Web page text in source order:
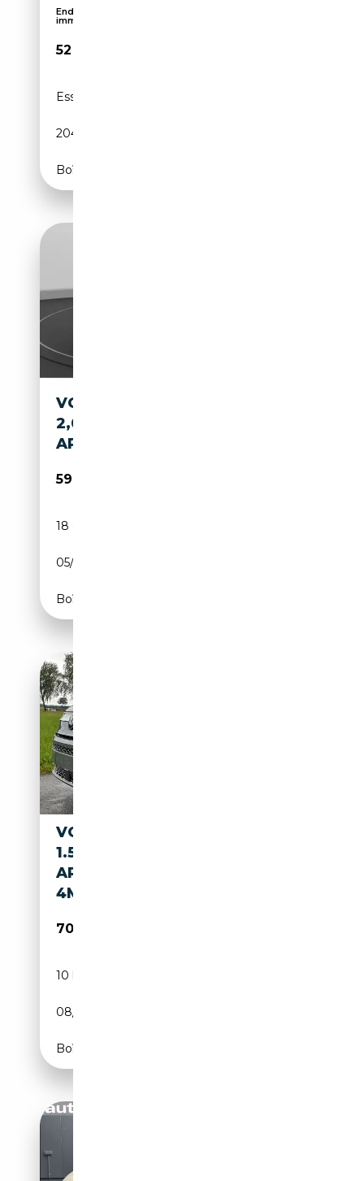
Endpreis, weitere Angebote unter www.autohaus-
imml...
52 990€
Essence
204 CH (150 kW)
Boîte automatique
VOLKSWAGEN T7 CALIFORNIA
2,0 TDI BEACH TOUR NAVI
APPLE CARPLAY TEL.-VORB. A
59 680€
18 094 km
05/2025
Boîte automatique
VOLKSWAGEN T7 CALIFORNIA
1.5 TSI BEACH TOUR PLUS
ARTVELOUR EHYBRID
4MOTION
70 690€
10 km
08/2026
Boîte automatique